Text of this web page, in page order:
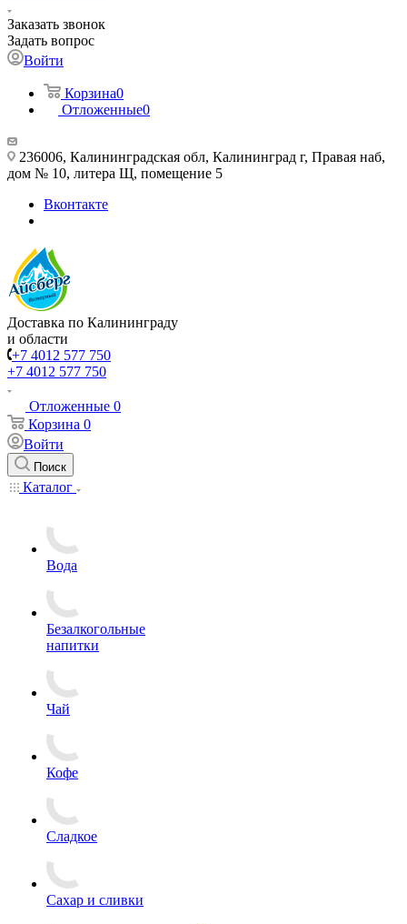
Заказать звонок
Задать вопрос
Войти
Корзина0
Отложенные0
236006, Калининградская обл, Калининград г, Правая наб,
дом № 10, литера Щ, помещение 5
Вконтакте
Доставка по Калининграду
и области
+7 4012 577 750
+7 4012 577 750
Отложенные 0
Корзина 0
Войти
Поиск
Каталог
Вода
Безалкогольные
напитки
Чай
Кофе
Сладкое
Сахар и сливки